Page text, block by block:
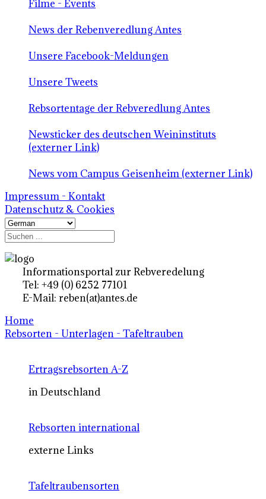
Filme - Events
News der Rebenveredlung Antes
Unsere Facebook-Meldungen
Unsere Tweets
Rebsortentage der Rebveredlung Antes
Newsticker des deutschen Weininstituts
(externer Link)
News vom Campus Geisenheim (externer Link)
Impressum - Kontakt
Datenschutz & Cookies
Informationsportal zur Rebveredelung
Tel: +49 (0) 6252 77101
E-Mail: reben(at)antes.de
Home
Rebsorten - Unterlagen - Tafeltrauben
Ertragsrebsorten A-Z
in Deutschland
Rebsorten international
externe Links
Tafeltraubensorten